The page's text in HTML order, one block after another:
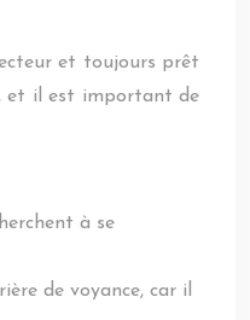
et toujours prêt
et il est important de
à se
de voyance, car il